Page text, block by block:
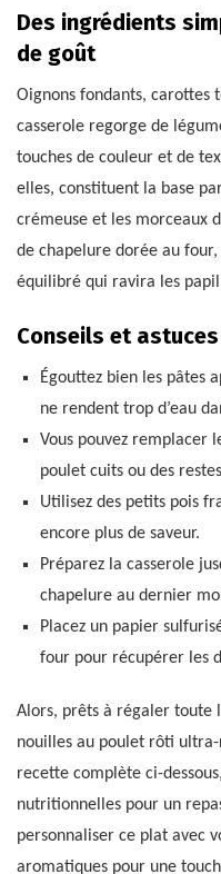
Des ingrédients
de goût
Oignons fondants, carottes
casserole regorge de
touches de couleur et de
elles, constituent la base
crémeuse et les morceaux
de chapelure dorée au
équilibré qui ravira les
Conseils et
Égouttez bien les pâtes
ne rendent trop d’eau
Vous pouvez remplacer
poulet cuits ou des
Utilisez des petits pois
encore plus de saveur.
Préparez la casserole
chapelure au dernier
Placez un papier
four pour récupérer les
Alors, prêts à régaler toute
nouilles au poulet rôti
recette complète ci-
nutritionnelles pour un
personnaliser ce plat avec
aromatiques pour une